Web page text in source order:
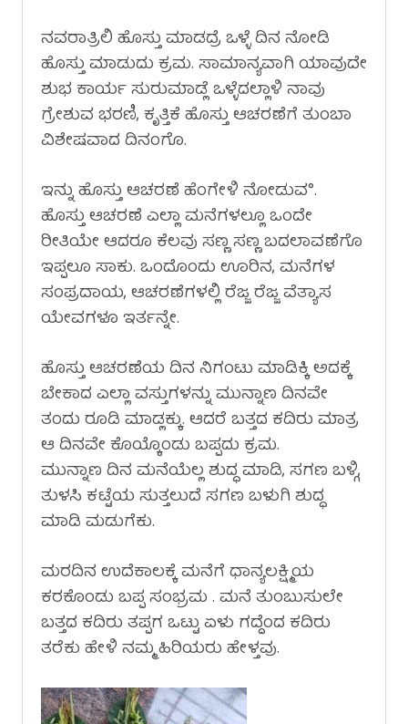
ನವರಾತ್ರಿಲಿ ಹೊಸ್ತು ಮಾಡದ್ರೆ ಒಳ್ಳೆ ದಿನ ನೋಡಿ
ಹೊಸ್ತು ಮಾಡುದು ಕ್ರಮ. ಸಾಮಾನ್ಯವಾಗಿ ಯಾವುದೇ
ಶುಭ ಕಾರ್ಯ ಸುರುಮಾಡ್ಲೆ ಒಳ್ಳೆದಲ್ಲಾಳಿ ನಾವು
ಗ್ರೇಶುವ ಭರಣಿ, ಕೃತ್ತಿಕೆ ಹೊಸ್ತು ಆಚರಣೆಗೆ ತುಂಬಾ
ವಿಶೇಷವಾದ ದಿನಂಗೊ.
ಇನ್ನು ಹೊಸ್ತು ಆಚರಣೆ ಹೆಂಗೇಳಿ ನೋಡುವ°.
ಹೊಸ್ತು ಆಚರಣೆ ಎಲ್ಲಾ ಮನೆಗಳಲ್ಲೂ ಒಂದೇ
ರೀತಿಯೇ ಆದರೂ ಕೆಲವು ಸಣ್ಣ ಸಣ್ಣ ಬದಲಾವಣೆಗೊ
ಇಪ್ಪಲೂ ಸಾಕು. ಒಂದೊಂದು ಊರಿನ, ಮನೆಗಳ
ಸಂಪ್ರದಾಯ, ಆಚರಣೆಗಳಲ್ಲಿ ರೆಜ್ಜ ರೆಜ್ಜ ವೆತ್ಯಾಸ
ಯೇವಗಳೂ ಇರ್ತನ್ನೇ.
ಹೊಸ್ತು ಆಚರಣೆಯ ದಿನ ನಿಗಂಟು ಮಾಡಿಕ್ಕಿ ಅದಕ್ಕೆ
ಬೇಕಾದ ಎಲ್ಲಾ ವಸ್ತುಗಳನ್ನು ಮುನ್ನಾಣ ದಿನವೇ
ತಂದು ರೂಡಿ ಮಾಡ್ಲಕ್ಕು. ಆದರೆ ಬತ್ತದ ಕದಿರು ಮಾತ್ರ
ಆ ದಿನವೇ ಕೊಯ್ಕೊಂಡು ಬಪ್ಪದು ಕ್ರಮ.
ಮುನ್ನಾಣ ದಿನ ಮನೆಯೆಲ್ಲ ಶುದ್ಧ ಮಾಡಿ, ಸಗಣ ಬಳ್ಗಿ,
ತುಳಸಿ ಕಟ್ಟೆಯ ಸುತ್ತಲುದೆ ಸಗಣ ಬಳುಗಿ ಶುದ್ಧ
ಮಾಡಿ ಮಡುಗೆಕು.
ಮರದಿನ ಉದೆಕಾಲಕ್ಕೆ ಮನೆಗೆ ಧಾನ್ಯಲಕ್ಷ್ಮಿಯ
ಕರಕೊಂಡು ಬಪ್ಪ ಸಂಭ್ರಮ . ಮನೆ ತುಂಬುಸುಲೇ
ಬತ್ತದ ಕದಿರು ತಪ್ಪಗ ಒಟ್ಟು ಏಳು ಗದ್ದೆಂದ ಕದಿರು
ತರೆಕು ಹೇಳಿ ನಮ್ಮ ಹಿರಿಯರು ಹೇಳ್ತವು.